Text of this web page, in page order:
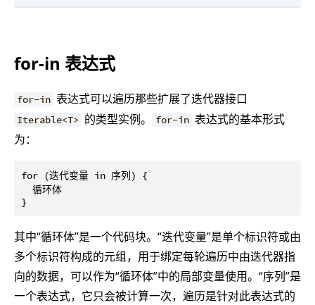
for-in 表达式
for-in 表达式可以遍历那些扩展了迭代器接口
Iterable<T> 的类型实例。 for-in 表达式的基本形式
为：
for (迭代变量 in 序列) {
  循环体
其中“循环体”是一个代码块。“迭代变量”是单个标识符或由
多个标识符构成的元组，用于绑定每轮遍历中由迭代器指
向的数据，可以作为“循环体”中的局部变量使用。“序列”是
一个表达式，它只会被计算一次，遍历是针对此表达式的